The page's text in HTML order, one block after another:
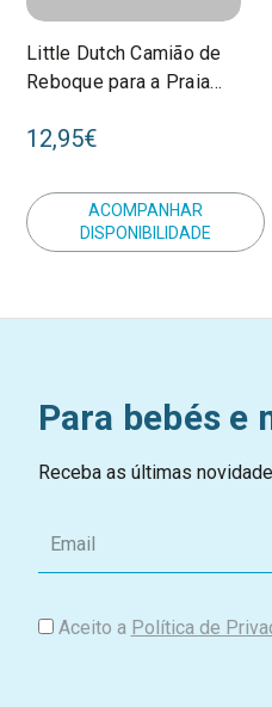
Little Dutch Camião de
Reboque para a Praia
2012517
12,95€
ACOMPANHAR
DISPONIBILIDADE
Para bebés e
Receba as últimas
m
i
Aceito a Política de